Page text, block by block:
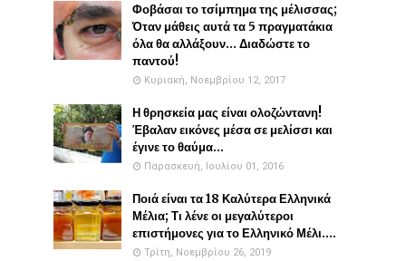
Φοβάσαι το τσίμπημα της μέλισσας;
Όταν μάθεις αυτά τα 5 πραγματάκια
όλα θα αλλάξουν... Διαδώστε το
παντού!
Κυριακή, Νοεμβρίου 12, 2017
Η θρησκεία μας είναι ολοζώντανη!
Έβαλαν εικόνες μέσα σε μελίσσι και
έγινε το θαύμα...
Παρασκευή, Ιουλίου 01, 2016
Ποιά είναι τα 18 Καλύτερα Ελληνικά
Μέλια; Τι λένε οι μεγαλύτεροι
επιστήμονες για το Ελληνικό Μέλι....
Τρίτη, Νοεμβρίου 26, 2019